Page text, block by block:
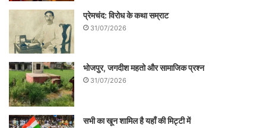
प्रेमचंद: विरोध के कथा सम्राट
31/07/2026
भोजपुर, जगदीश महतो और सामाजिक प्रश्न
31/07/2026
सभी का खून शामिल है यहाँ की मिट्टी में